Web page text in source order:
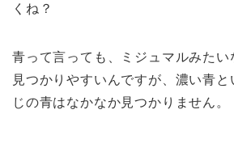
くね？
青って言っても、ミジュマルみたい
見つかりやすいんですが、濃い青
じの青はなかなか見つかりません。